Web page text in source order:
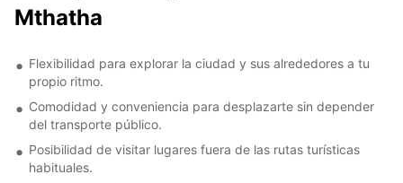
Mthatha
Flexibilidad para explorar la ciudad y sus alrededores a tu
propio ritmo.
Comodidad y conveniencia para desplazarte sin depender
del transporte público.
Posibilidad de visitar lugares fuera de las rutas turísticas
habituales.